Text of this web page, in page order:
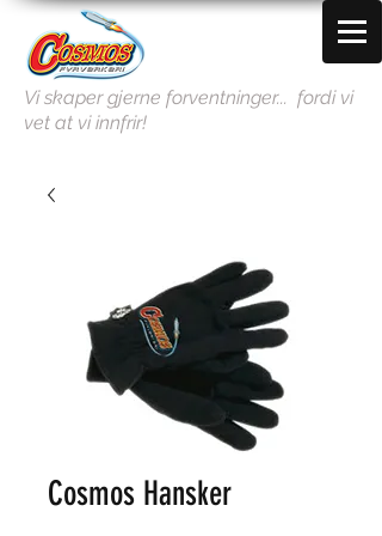
Vi skaper gjerne forventninger... fordi vi
vet at vi innfrir!
Cosmos Hansker